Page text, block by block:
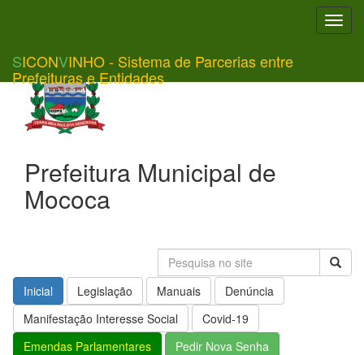
SICONVINHO - Sistema de Parcerias entre
Prefeituras e Entidades
Prefeitura Municipal de
Mococa
Inicial Legislação Manuais
Denúncia
Manifestação Interesse Social
Covid-19
Emendas Parlamentares
Pedir Nova Senha